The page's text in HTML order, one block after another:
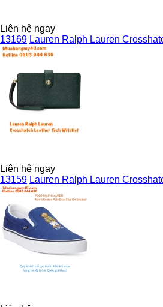
Liên hệ ngay
13169 Lauren Ralph Lauren
Liên hệ ngay
13159 Lauren Ralph Lauren